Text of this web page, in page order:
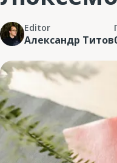
Editor
Александр Титов